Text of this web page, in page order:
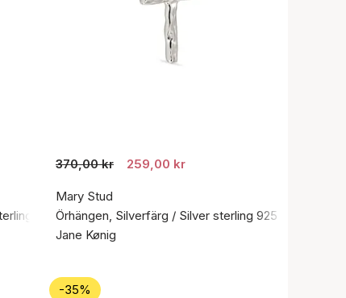
925
370,00 kr 259,00 kr
Mary Stud
Örhängen, Silverfärg / Silver sterling 925
Jane Kønig
-35%